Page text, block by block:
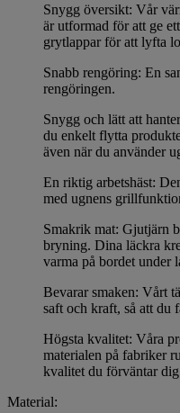
Snygg översikt: Vår
är utformad för att ge
grytlappar för att lyfta
Snabb rengöring: En
rengöringen.
Snygg och lätt att
du enkelt flytta
även när du använder
En riktig arbetshäst:
med ugnens
Smakrik mat: Gjutjärn
bryning. Dina läckra
varma på bordet under
Bevarar smaken: Vårt
saft och kraft, så att du
Högsta kvalitet: Våra
materialen på fabriker
kvalitet du förväntar
Material: